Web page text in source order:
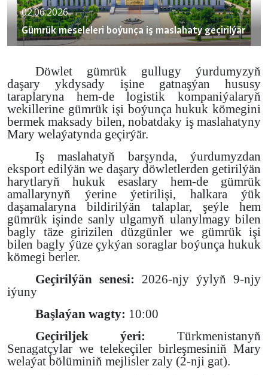
02.06.2026
Gümrük meseleleri boýunça iş maslahaty geçirilýär
Döwlet gümrük gullugy ýurdumyzyň
daşary ykdysady işine gatnaşýan hususy
taraplaryna hem-de logistik kompaniýalaryň
wekillerine gümrük işi boýunça hukuk kömegini
bermek maksady bilen, nobatdaky iş maslahatyny
Mary welaýatynda geçirýär.
Iş maslahatyň barşynda, ýurdumyzdan
eksport edilýän we daşary döwletlerden getirilýän
harytlaryň hukuk esaslary hem-de gümrük
amallarynyň ýerine ýetirilişi, halkara ýük
daşamalaryna bildirilýän talaplar, şeýle hem
gümrük işinde sanly ulgamyň ulanylmagy bilen
bagly täze girizilen düzgünler we gümrük işi
bilen bagly ýüze çykýan soraglar boýunça hukuk
kömegi berler.
Geçirilýän senesi: 2026-njy ýylyň 9-njy
iýuny
Başlaýan wagty: 10:00
Geçiriljek ýeri: Türkmenistanyň
Senagatçylar we telekeçiler birleşmesiniň Mary
welaýat bölüminiň mejlisler zaly (2-nji gat).